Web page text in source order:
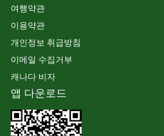
여행약관
이용약관
개인정보 취급방침
이메일 수집거부
캐나다 비자
앱 다운로드